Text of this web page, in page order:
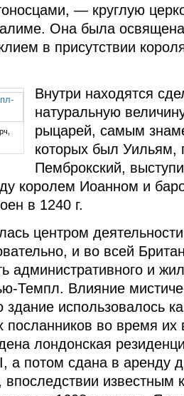
— круглую
Она была
в присутствии
Внутри находятся
натуральную
рыцарей, самым
которых был Уильям,
Пемброкский,
королем Иоанном и
в 1240 г.
центром
и во всей
административного и
Темпл. Влияние
здание использовалось
посланников во вре­мя их
лондон­ская
а потом сдана в аренду
впо­следствии известным